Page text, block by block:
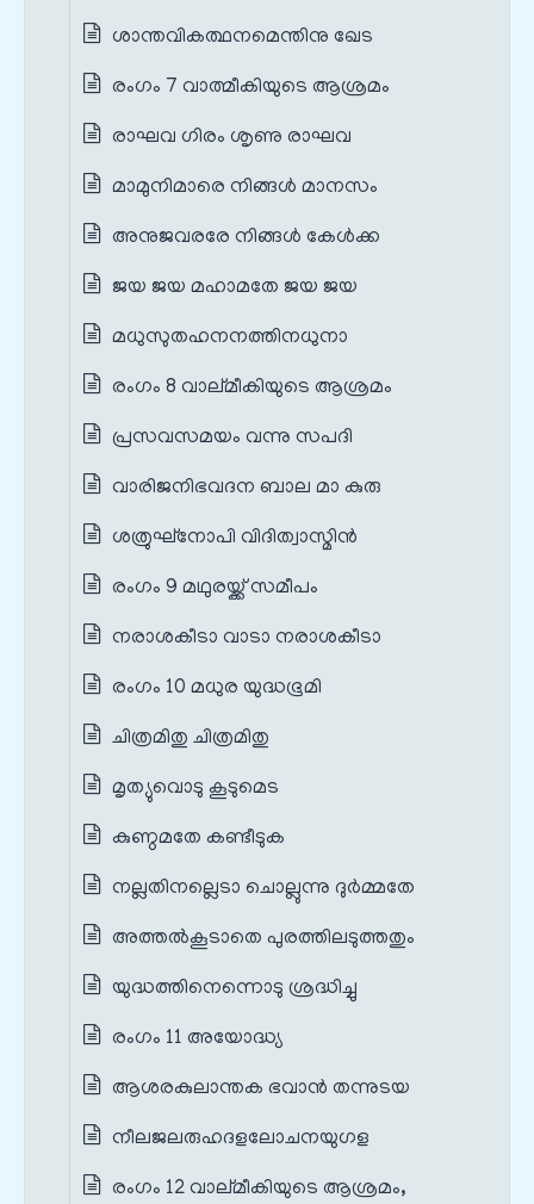
ശാന്തവികത്ഥനമെന്തിനു ഖേട
രംഗം 7 വാത്മീകിയുടെ ആശ്രമം
രാഘവ ഗിരം ശൃണു രാഘവ
മാമുനിമാരെ നിങ്ങള്‍ മാനസം
അനുജവരരേ നിങ്ങള്‍ കേള്‍ക്ക
ജയ ജയ മഹാമതേ ജയ ജയ
മധുസുതഹനനത്തിനധുനാ
രംഗം 8 വാല്മീകിയുടെ ആശ്രമം
പ്രസവസമയം വന്നു സപദി
വാരിജനിഭവദന ബാല മാ കുരു
ശത്രുഘ്നോപി വിദിത്വാസ്മിന്‍
രംഗം 9 മഥുരയ്ക്ക് സമീപം
നരാശകീടാ വാടാ നരാശകീടാ
രംഗം 10 മധുര യുദ്ധഭൂമി
ചിത്രമിതു ചിത്രമിതു
മൃത്യുവൊടു കൂടുമെട
കുണ്ഠമതേ കണ്ടീടുക
നല്ലതിനല്ലെടാ ചൊല്ലുന്നു ദുര്‍മ്മതേ
അത്തല്‍കൂടാതെ പുരത്തിലടുത്തതും
യുദ്ധത്തിനെന്നൊടു ശ്രദ്ധിച്ചു
രംഗം 11 അയോദ്ധ്യ
ആശരകുലാന്തക ഭവാന്‍ തന്നുടയ
നീലജലരുഹദളലോചനയുഗള
രംഗം 12 വാല്മീകിയുടെ ആശ്രമം,